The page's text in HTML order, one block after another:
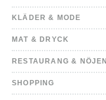
KLÄDER & MODE
MAT & DRYCK
RESTAURANG & NÖJEN
SHOPPING